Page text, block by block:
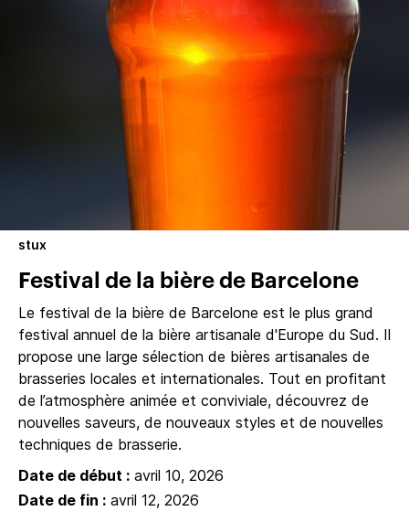
stux
Festival de la bière de Barcelone
Le festival de la bière de Barcelone est le plus grand
festival annuel de la bière artisanale d'Europe du Sud. Il
propose une large sélection de bières artisanales de
brasseries locales et internationales. Tout en profitant
de l’atmosphère animée et conviviale, découvrez de
nouvelles saveurs, de nouveaux styles et de nouvelles
techniques de brasserie.
Date de début : avril 10, 2026
Date de fin : avril 12, 2026